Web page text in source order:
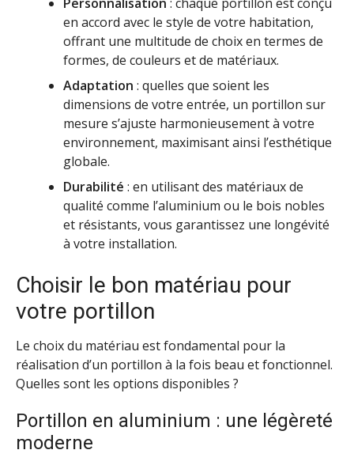
en accord avec le style de votre habitation,
offrant une multitude de choix en termes de
formes, de couleurs et de matériaux.
Adaptation : quelles que soient les
dimensions de votre entrée, un portillon sur
mesure s’ajuste harmonieusement à votre
environnement, maximisant ainsi l’esthétique
globale.
Durabilité : en utilisant des matériaux de
qualité comme l’aluminium ou le bois nobles
et résistants, vous garantissez une longévité
à votre installation.
Choisir le bon matériau pour
votre portillon
Le choix du matériau est fondamental pour la
réalisation d’un portillon à la fois beau et fonctionnel.
Quelles sont les options disponibles ?
Portillon en aluminium : une légèreté
moderne